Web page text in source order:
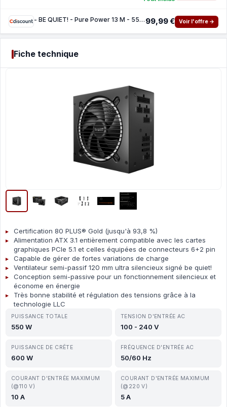
- BE QUIET! - Pure Power 13 M - 550 W - BP024EU - Fiable et silencieuse 99,99 € Voir l'offre →
Fiche technique
Certification 80 PLUS® Gold (jusqu'à 93,8 %)
Alimentation ATX 3.1 entièrement compatible avec les cartes
graphiques PCIe 5.1 et celles équipées de connecteurs 6+2 pin
Capable de gérer de fortes variations de charge
Ventilateur semi-passif 120 mm ultra silencieux signé be quiet!
Conception semi-passive pour un fonctionnement silencieux et
économe en énergie
Très bonne stabilité et régulation des tensions grâce à la
technologie LLC
PUISSANCE TOTALE
550 W
TENSION D'ENTRÉE AC
100 - 240 V
PUISSANCE DE CRÊTE
600 W
FRÉQUENCE D'ENTRÉE AC
50/60 Hz
COURANT D'ENTRÉE MAXIMUM
(@110 V)
10 A
COURANT D'ENTRÉE MAXIMUM
(@220 V)
5 A